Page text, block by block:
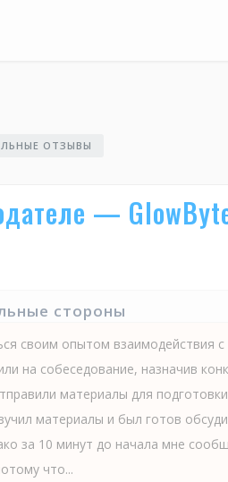
ОТЗЫВЫ
—
стороны
своим опытом взаимодействия
на собеседование, назначив
материалы для
материалы и был готов
за 10 минут до начала мне
что...